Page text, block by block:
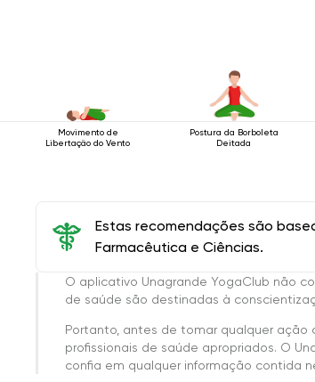
Movimento de
Libertação do Vento
Postura da Borboleta
Deitada
Estas recomendações são
Farmacêutica e Ciências.
O aplicativo Unagrande YogaClub não
de saúde são destinadas à
Portanto, antes de tomar qualquer ação
profissionais de saúde apropriados. O
confia em qualquer informação contida